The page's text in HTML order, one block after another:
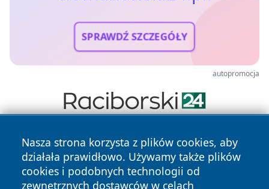
SPRAWDŹ SZCZEGÓŁY
autopromocja
Nasza strona korzysta z plików cookies, aby
działała prawidłowo. Używamy także plików
cookies i podobnych technologii od
zewnętrznych dostawców w celach